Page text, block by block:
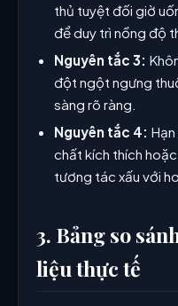
thủ tuyệt đối giờ
để duy trì nồng độ
Nguyên tắc 3:
đột ngột ngưng
sàng rõ ràng.
Nguyên tắc 4:
chất kích thích
tương tác xấu với
3. Bảng so
liệu thực tế